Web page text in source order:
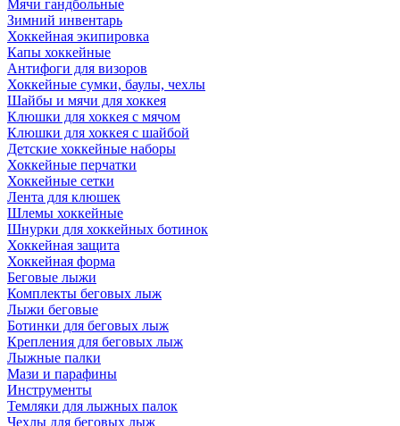
Мячи гандбольные
Зимний инвентарь
Хоккейная экипировка
Капы хоккейные
Антифоги для визоров
Хоккейные сумки, баулы, чехлы
Шайбы и мячи для хоккея
Клюшки для хоккея с мячом
Клюшки для хоккея с шайбой
Детские хоккейные наборы
Хоккейные перчатки
Хоккейные сетки
Лента для клюшек
Шлемы хоккейные
Шнурки для хоккейных ботинок
Хоккейная защита
Хоккейная форма
Беговые лыжи
Комплекты беговых лыж
Лыжи беговые
Ботинки для беговых лыж
Крепления для беговых лыж
Лыжные палки
Мази и парафины
Инструменты
Темляки для лыжных палок
Чехлы для беговых лыж